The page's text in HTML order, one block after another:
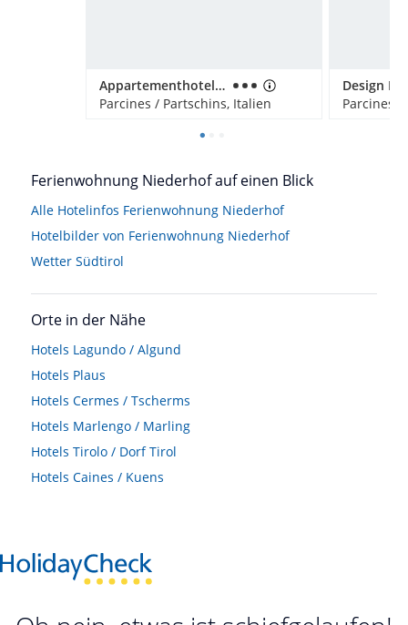
Appartementhotel Siegi
Parcines / Partschins, Italien
Design
Parcines /
Ferienwohnung Niederhof auf einen Blick
Alle Hotelinfos Ferienwohnung Niederhof
Hotelbilder von Ferienwohnung Niederhof
Wetter Südtirol
Orte in der Nähe
Hotels Lagundo / Algund
Hotels Plaus
Hotels Cermes / Tscherms
Hotels Marlengo / Marling
Hotels Tirolo / Dorf Tirol
Hotels Caines / Kuens